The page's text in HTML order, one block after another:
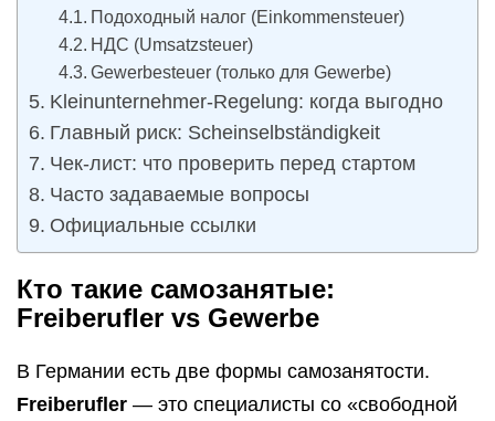
Подоходный налог (Einkommensteuer)
НДС (Umsatzsteuer)
Gewerbesteuer (только для Gewerbe)
Kleinunternehmer-Regelung: когда выгодно
Главный риск: Scheinselbständigkeit
Чек-лист: что проверить перед стартом
Часто задаваемые вопросы
Официальные ссылки
Кто такие самозанятые:
Freiberufler vs Gewerbe
В Германии есть две формы самозанятости.
Freiberufler — это специалисты со «свободной